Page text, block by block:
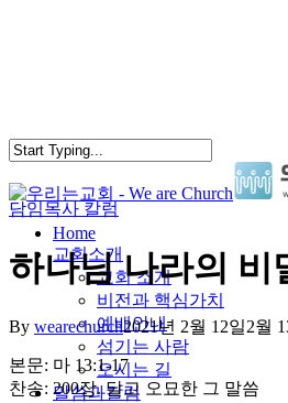
search
Menu
Home
교회소개
교회 소개
비전과 핵심가치
예배안내
섬기는 사람
오시는 길
말씀과칼럼
담임목사 칼럼
하나님 나라의 비
By wearechurch2021년 2월 12일2월
본문: 마 13:1-17
찬송: 200장. 달고 오묘한 그 말씀